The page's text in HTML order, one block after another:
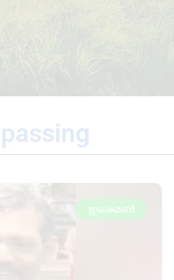
ഇലകമൺ